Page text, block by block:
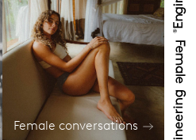
Female conversations